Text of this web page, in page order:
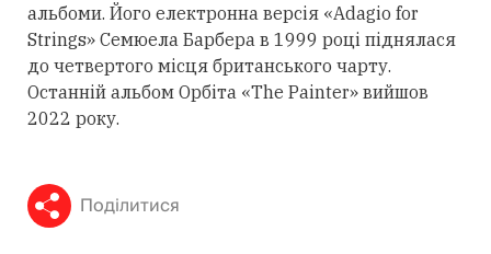
альбоми. Його електронна версія «Adagio for
Strings» Семюела Барбера в 1999 році піднялася
до четвертого місця британського чарту.
Останній альбом Орбіта «The Painter» вийшов
2022 року.
Поділитися